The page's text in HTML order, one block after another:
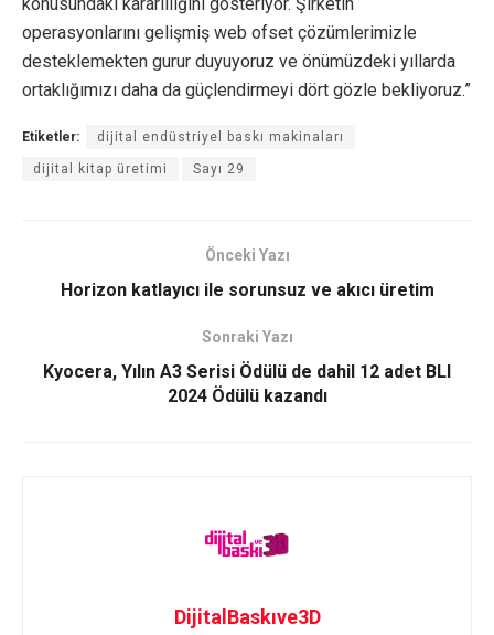
operasyonlarını gelişmiş web ofset çözümlerimizle
desteklemekten gurur duyuyoruz ve önümüzdeki yıllarda
ortaklığımızı daha da güçlendirmeyi dört gözle bekliyoruz.”
Etiketler: dijital endüstriyel baskı makinaları
dijital kitap üretimi Sayı 29
Önceki Yazı
Horizon katlayıcı ile sorunsuz ve akıcı üretim
Sonraki Yazı
Kyocera, Yılın A3 Serisi Ödülü de dahil 12 adet BLI
2024 Ödülü kazandı
DijitalBaskıve3D